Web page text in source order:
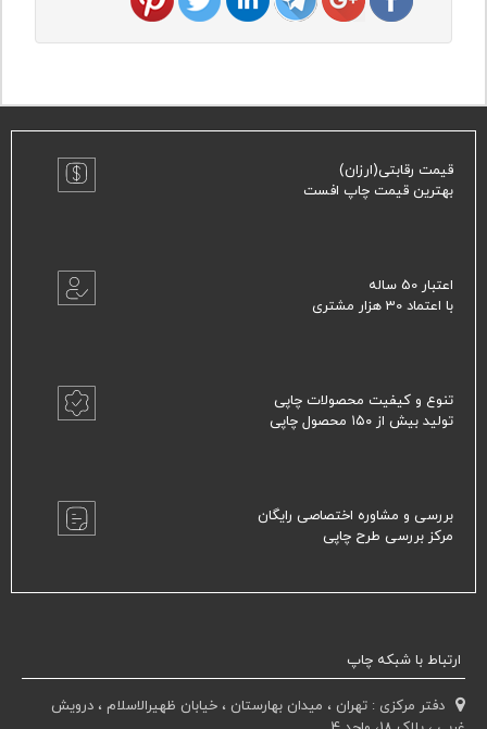
قیمت رقابتی(ارزان)
بهترین قیمت چاپ افست
اعتبار 50 ساله
با اعتماد 30 هزار مشتری
تنوع و کیفیت محصولات چاپی
تولید بیش از ۱۵۰ محصول چاپی
بررسی و مشاوره اختصاصی رایگان
مرکز بررسی طرح چاپی
دفتر مرکزی : تهران ، میدان بهارستان ، خیابان ظهیرالاسلام ، درویش